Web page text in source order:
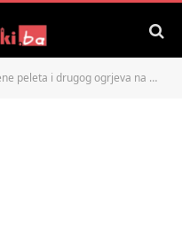
i drugog ogrjeva na domaćem tržištu